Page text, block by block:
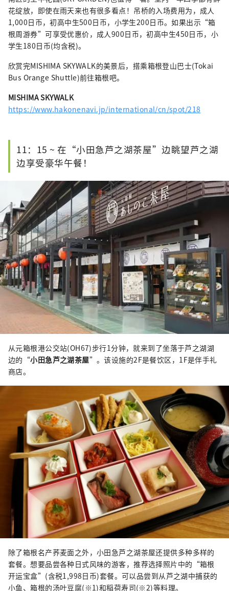
花绽放，即使在雨天来也有很多看点！吊桥的入场费用为，成人
1,000日币，初高中生500日币，小学生200日币。如果出示“箱
根周游券”可享受优惠价，成人900日币，初高中生450日币，小
学生180日币(均含税)。
欣赏完MISHIMA SKYWALK的美景后，搭乘箱根登山巴士(Tokai
Bus Orange Shuttle)前往箱根吧。
MISHIMA SKYWALK
https://www.hakonenavi.jp/international/cn/spot/218
11：15 ~ 在“小田急芦之湖茶屋”边眺望芦之湖
边享受豪华午餐！
从元箱根港公交站(OH67)步行1分钟，就来到了坐落于芦之湖湖
边的“小田急芦之湖茶屋”。该设施的2F是餐饮区，1F是伴手礼
商店。
除了箱根名产荞麦面之外，小田急芦之湖茶屋还提供多种多样的
套餐。想要品尝各种日式风味的游客，推荐选择照片中的“箱根
开运宝盒”(含税1,998日币)套餐。可以品尝到从芦之湖中捕获的
小鱼、箱根的汤叶豆腐(※1)和稲荷寿司(※2)等料理。